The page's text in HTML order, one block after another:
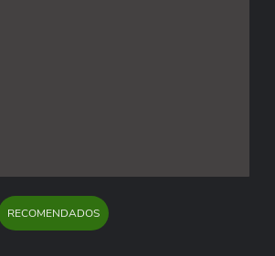
RECOMENDADOS